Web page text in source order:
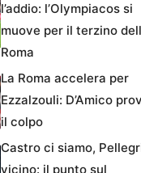
l’addio: l’Olympiacos si
muove per il terzino
Roma
La Roma accelera per
Ezzalzouli: D’Amico
il colpo
Castro ci siamo,
vicino: il punto sul